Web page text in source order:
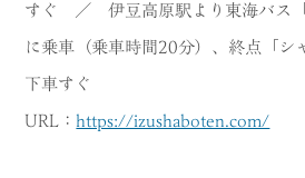
すぐ ／ 伊豆高原駅より東海バス
に乗車（乗車時間20分）、終点「シ
下車すぐ
URL：https://izushaboten.com/